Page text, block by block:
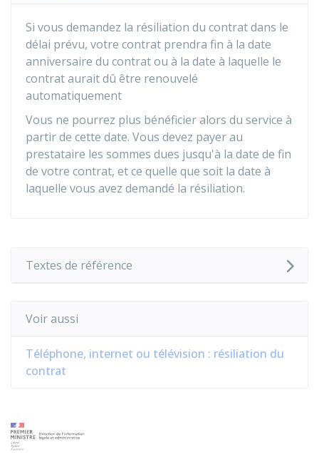
Si vous demandez la résiliation du contrat dans le
délai prévu, votre contrat prendra fin à la date
anniversaire du contrat ou à la date à laquelle le
contrat aurait dû être renouvelé
automatiquement
Vous ne pourrez plus bénéficier alors du service à
partir de cette date. Vous devez payer au
prestataire les sommes dues jusqu'à la date de fin
de votre contrat, et ce quelle que soit la date à
laquelle vous avez demandé la résiliation.
Textes de référence
Voir aussi
Téléphone, internet ou télévision : résiliation du
contrat